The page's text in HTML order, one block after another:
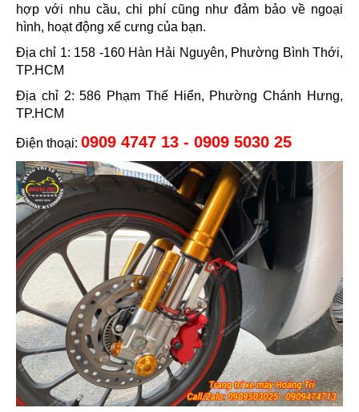
hợp với nhu cầu, chi phí cũng như đảm bảo về ngoại
hình, hoạt động xế cưng của bạn.
Địa chỉ 1: 158 -160 Hàn Hải Nguyên, Phường Bình Thới,
TP.HCM
Địa chỉ 2: 586 Phạm Thế Hiển, Phường Chánh Hưng,
TP.HCM
Điện thoại: 0909 4747 13 - 0909 5030 25